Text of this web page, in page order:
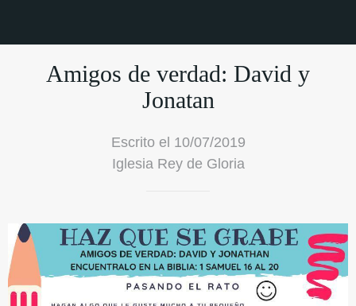
Amigos de verdad: David y
Jonatan
Escrito el 10/07/2019
Iglesia Rey de Gloria